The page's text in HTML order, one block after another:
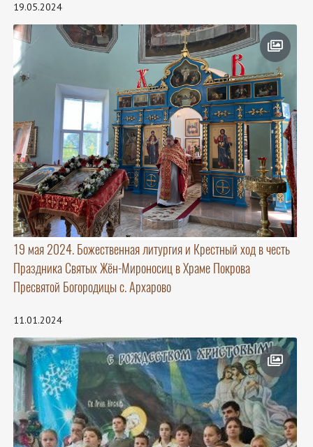
19.05.2024
19 мая 2024. Божественная литургия и Крестный ход в честь
Праздника Святых Жён-Мироносиц в Храме Покрова
Пресвятой Богородицы с. Архарово
11.01.2024